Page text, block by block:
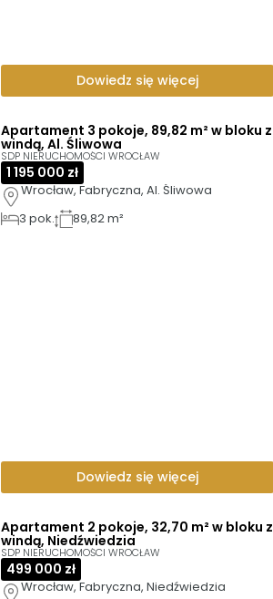
Dowiedz się więcej
Apartament 3 pokoje, 89,82 m² w bloku z
windą, Al. Śliwowa
SDP NIERUCHOMOŚCI WROCŁAW
1 195 000 zł
Wrocław, Fabryczna, Al. Śliwowa
3 pok. 89,82 m²
Dowiedz się więcej
Apartament 2 pokoje, 32,70 m² w bloku z
windą, Niedźwiedzia
SDP NIERUCHOMOŚCI WROCŁAW
499 000 zł
Wrocław, Fabryczna, Niedźwiedzia